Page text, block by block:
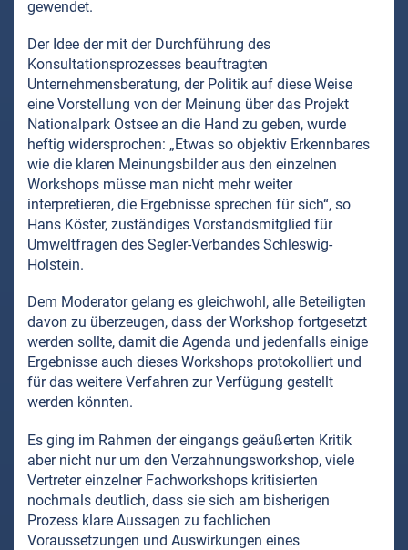
gewendet.
Der Idee der mit der Durchführung des
Konsultationsprozesses beauftragten
Unternehmensberatung, der Politik auf diese Weise
eine Vorstellung von der Meinung über das Projekt
Nationalpark Ostsee an die Hand zu geben, wurde
heftig widersprochen: „Etwas so objektiv Erkennbares
wie die klaren Meinungsbilder aus den einzelnen
Workshops müsse man nicht mehr weiter
interpretieren, die Ergebnisse sprechen für sich“, so
Hans Köster, zuständiges Vorstandsmitglied für
Umweltfragen des Segler-Verbandes Schleswig-
Holstein.
Dem Moderator gelang es gleichwohl, alle Beteiligten
davon zu überzeugen, dass der Workshop fortgesetzt
werden sollte, damit die Agenda und jedenfalls einige
Ergebnisse auch dieses Workshops protokolliert und
für das weitere Verfahren zur Verfügung gestellt
werden könnten.
Es ging im Rahmen der eingangs geäußerten Kritik
aber nicht nur um den Verzahnungsworkshop, viele
Vertreter einzelner Fachworkshops kritisierten
nochmals deutlich, dass sie sich am bisherigen
Prozess klare Aussagen zu fachlichen
Voraussetzungen und Auswirkungen eines